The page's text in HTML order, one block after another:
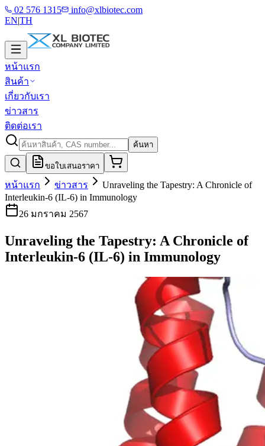
02 576 1315
info@xlbiotec.com
EN|TH
หน้าแรก
สินค้า
เกี่ยวกับเรา
ข่าวสาร
ติดต่อเรา
ค้นหา
ขอใบเสนอราคา
หน้าแรก ข่าวสาร
Unraveling the Tapestry: A Chronicle of
Interleukin-6 (IL-6) in Immunology
26 มกราคม 2567
Unraveling the Tapestry: A Chronicle of
Interleukin-6 (IL-6) in Immunology